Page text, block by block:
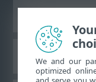
We and our
optimized